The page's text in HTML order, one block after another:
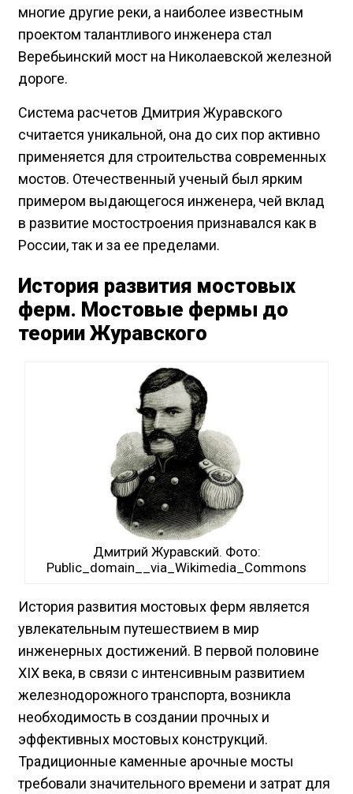
многие другие реки, а наиболее известным
проектом талантливого инженера стал
Веребьинский мост на Николаевской железной
дороге.
Система расчетов Дмитрия Журавского
считается уникальной, она до сих пор активно
применяется для строительства современных
мостов. Отечественный ученый был ярким
примером выдающегося инженера, чей вклад
в развитие мостостроения признавался как в
России, так и за ее пределами.
История развития мостовых
ферм. Мостовые фермы до
теории Журавского
Дмитрий Журавский. Фото:
Public_domain__via_Wikimedia_Commons
История развития мостовых ферм является
увлекательным путешествием в мир
инженерных достижений. В первой половине
XIX века, в связи с интенсивным развитием
железнодорожного транспорта, возникла
необходимость в создании прочных и
эффективных мостовых конструкций.
Традиционные каменные арочные мосты
требовали значительного времени и затрат для